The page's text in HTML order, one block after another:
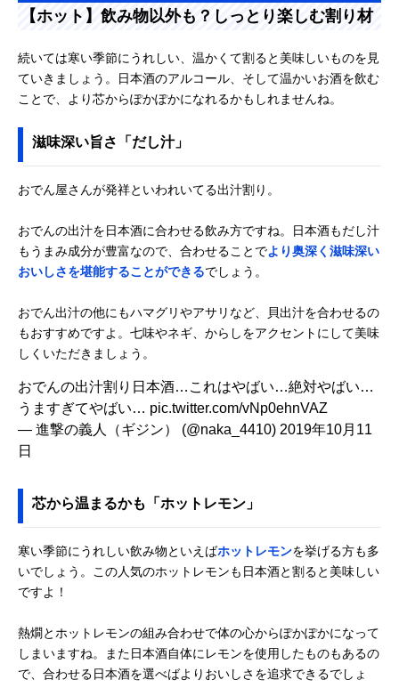
【ホット】飲み物以外も？しっとり楽しむ割り材
続いては寒い季節にうれしい、温かくて割ると美味しいものを見
ていきましょう。日本酒のアルコール、そして温かいお酒を飲む
ことで、より芯からぽかぽかになれるかもしれませんね。
滋味深い旨さ「だし汁」
おでん屋さんが発祥といわれいてる出汁割り。
おでんの出汁を日本酒に合わせる飲み方ですね。日本酒もだし汁
もうまみ成分が豊富なので、合わせることでより奥深く滋味深い
おいしさを堪能することができるでしょう。
おでん出汁の他にもハマグリやアサリなど、貝出汁を合わせるの
もおすすめですよ。七味やネギ、からしをアクセントにして美味
しくいただきましょう。
おでんの出汁割り日本酒…これはやばい…絶対やばい…
うますぎてやばい… pic.twitter.com/vNp0ehnVAZ
— 進撃の義人（ギジン） (@naka_4410) 2019年10月11
日
芯から温まるかも「ホットレモン」
寒い季節にうれしい飲み物といえばホットレモンを挙げる方も多
いでしょう。この人気のホットレモンも日本酒と割ると美味しい
ですよ！
熱燗とホットレモンの組み合わせで体の心からぽかぽかになって
しまいますね。また日本酒自体にレモンを使用したものもあるの
で、合わせる日本酒を選べばよりおいしさを追求できるでしょ